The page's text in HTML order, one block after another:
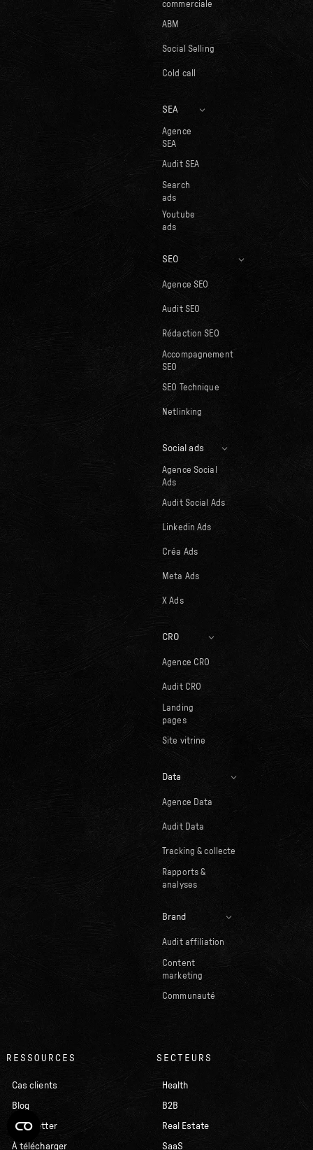
commerciale
ABM
Social Selling
Cold call
SEA
Agence
SEA
Audit SEA
Search
ads
Youtube
ads
SEO
Agence SEO
Audit SEO
Rédaction SEO
Accompagnement
SEO
SEO Technique
Netlinking
Social ads
Agence Social
Ads
Audit Social Ads
Linkedin Ads
Créa Ads
Meta Ads
X Ads
CRO
Agence CRO
Audit CRO
Landing
pages
Site vitrine
Data
Agence Data
Audit Data
Tracking & collecte
Rapports &
analyses
Brand
Audit affiliation
Content
marketing
Communauté
RESSOURCES
Cas clients
Blog
Newsletter
À télécharger
SECTEURS
Health
B2B
Real Estate
SaaS